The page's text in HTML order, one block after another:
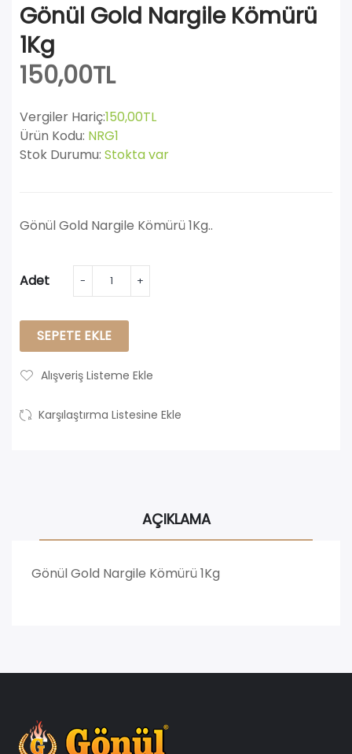
Gönül Gold Nargile Kömürü
1Kg
150,00TL
Vergiler Hariç:150,00TL
Ürün Kodu: NRG1
Stok Durumu: Stokta var
Gönül Gold Nargile Kömürü 1Kg..
Adet
SEPETE EKLE
Alışveriş Listeme Ekle
Karşılaştırma Listesine Ekle
AÇIKLAMA
Gönül Gold Nargile Kömürü 1Kg